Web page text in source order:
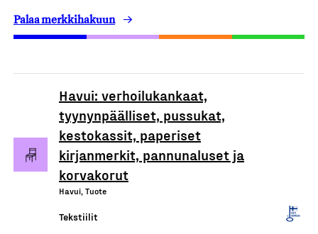
Palaa merkkihakuun
Havui: verhoilukankaat,
tyynynpäälliset, pussukat,
kestokassit, paperiset
kirjanmerkit, pannunaluset ja
korvakorut
Havui, Tuote
Tekstiilit